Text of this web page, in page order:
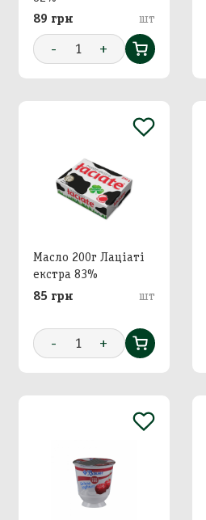
89 грн
шт
- 1 +
Масло 200г Лаціаті
екстра 83%
85 грн
шт
- 1 +